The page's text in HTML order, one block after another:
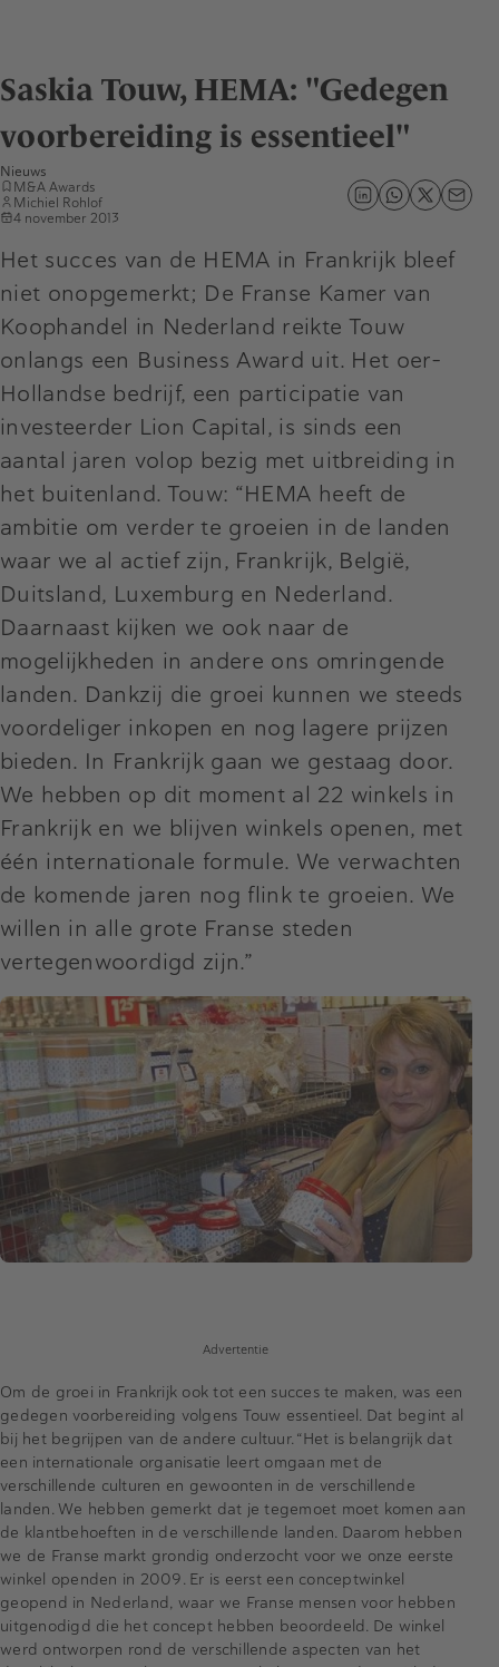
Saskia Touw, HEMA: "Gedegen
voorbereiding is essentieel"
Nieuws
M&A Awards
Michiel Rohlof
4 november 2013
Het succes van de HEMA in Frankrijk bleef
niet onopgemerkt; De Franse Kamer van
Koophandel in Nederland reikte Touw
onlangs een Business Award uit. Het oer-
Hollandse bedrijf, een participatie van
investeerder Lion Capital, is sinds een
aantal jaren volop bezig met uitbreiding in
het buitenland. Touw: “HEMA heeft de
ambitie om verder te groeien in de landen
waar we al actief zijn, Frankrijk, België,
Duitsland, Luxemburg en Nederland.
Daarnaast kijken we ook naar de
mogelijkheden in andere ons omringende
landen. Dankzij die groei kunnen we steeds
voordeliger inkopen en nog lagere prijzen
bieden. In Frankrijk gaan we gestaag door.
We hebben op dit moment al 22 winkels in
Frankrijk en we blijven winkels openen, met
één internationale formule. We verwachten
de komende jaren nog flink te groeien. We
willen in alle grote Franse steden
vertegenwoordigd zijn.”
Advertentie
Om de groei in Frankrijk ook tot een succes te maken, was een
gedegen voorbereiding volgens Touw essentieel. Dat begint al
bij het begrijpen van de andere cultuur. “Het is belangrijk dat
een internationale organisatie leert omgaan met de
verschillende culturen en gewoonten in de verschillende
landen. We hebben gemerkt dat je tegemoet moet komen aan
de klantbehoeften in de verschillende landen. Daarom hebben
we de Franse markt grondig onderzocht voor we onze eerste
winkel openden in 2009. Er is eerst een conceptwinkel
geopend in Nederland, waar we Franse mensen voor hebben
uitgenodigd die het concept hebben beoordeeld. De winkel
werd ontworpen rond de verschillende aspecten van het